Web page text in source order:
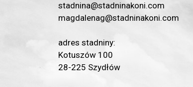
stadnina@stadninakoni.com
magdalenag@stadninakoni.com
adres stadniny:
Kotuszów 100
28-225 Szydłów